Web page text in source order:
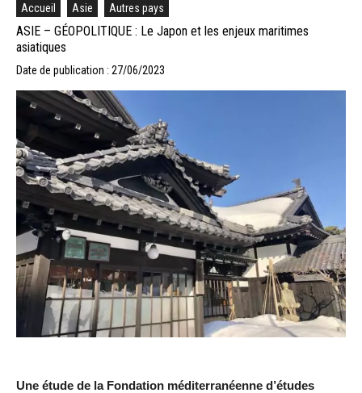
Accueil Asie Autres pays
ASIE – GÉOPOLITIQUE : Le Japon et les enjeux maritimes
asiatiques
Date de publication : 27/06/2023
Une étude de la Fondation méditerranéenne d’études